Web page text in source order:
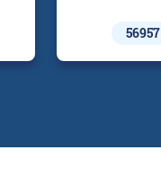
56957